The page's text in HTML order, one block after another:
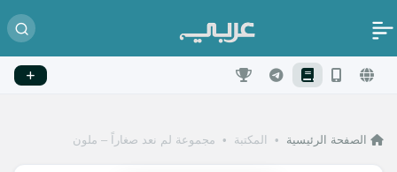
الصفحة الرئيسية • المكتبة • مجموعة لم نعد صغاراً – ملون